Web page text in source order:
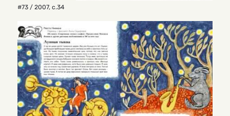
#73 / 2007, с.34